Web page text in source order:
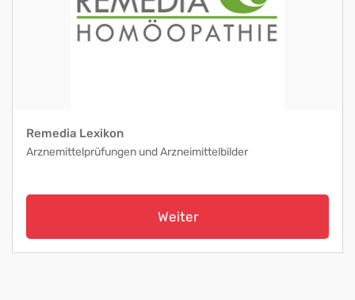
Remedia Lexikon
Arznemittelprüfungen und Arzneimittelbilder
Weiter